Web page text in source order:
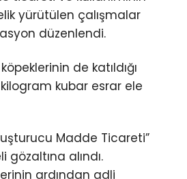
yürütülen çalışmalar
düzenlendi.
de katıldığı
kubar esrar ele
Madde Ticareti”
gözaltına alındı.
ardından adli